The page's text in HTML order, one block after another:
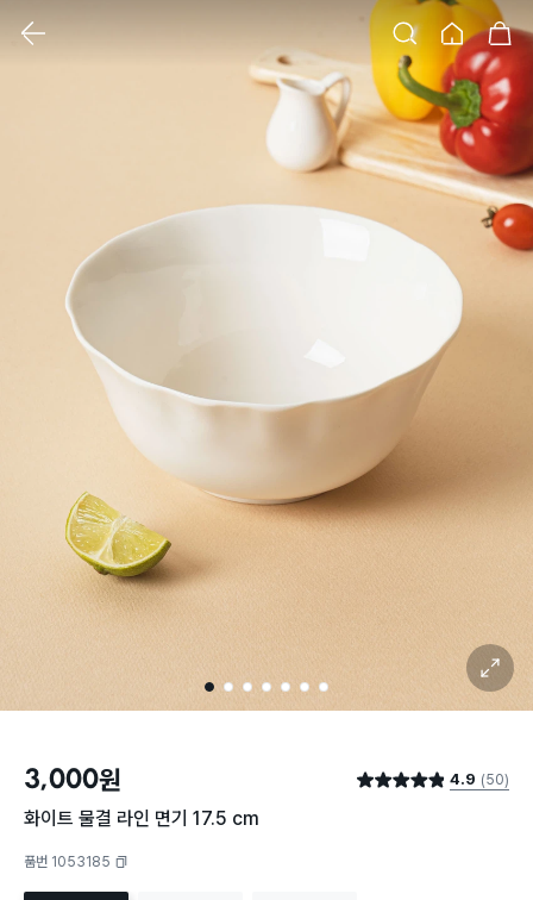
검색 홈 장바구니
1 2 3 4 5 6 7
확대 보기
3,000원 별점 4.9점 4.9 (50)
화이트 물결 라인 면기 17.5 cm
품번 1053185